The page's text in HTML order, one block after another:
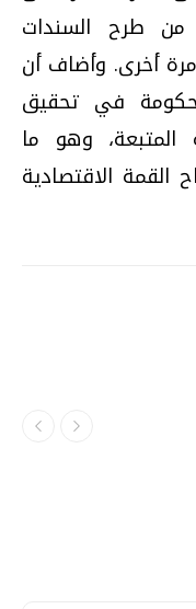
من طرح السندات
مرة أخرى. وأضاف أن
في تحقيق
المتبعة، وهو ما
الاقتصادية